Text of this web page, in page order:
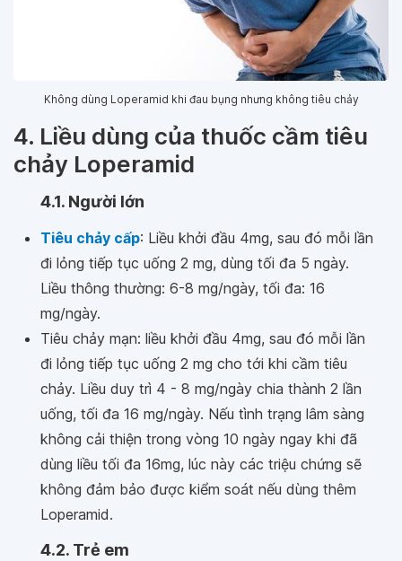
Không dùng Loperamid khi đau bụng nhưng không tiêu chảy
4. Liều dùng của thuốc cầm tiêu
chảy Loperamid
4.1. Người lớn
Tiêu chảy cấp: Liều khởi đầu 4mg, sau đó mỗi lần
đi lỏng tiếp tục uống 2 mg, dùng tối đa 5 ngày.
Liều thông thường: 6-8 mg/ngày, tối đa: 16
mg/ngày.
Tiêu chảy mạn: liều khởi đầu 4mg, sau đó mỗi lần
đi lỏng tiếp tục uống 2 mg cho tới khi cầm tiêu
chảy. Liều duy trì 4 - 8 mg/ngày chia thành 2 lần
uống, tối đa 16 mg/ngày. Nếu tình trạng lâm sàng
không cải thiện trong vòng 10 ngày ngay khi đã
dùng liều tối đa 16mg, lúc này các triệu chứng sẽ
không đảm bảo được kiểm soát nếu dùng thêm
Loperamid.
4.2. Trẻ em